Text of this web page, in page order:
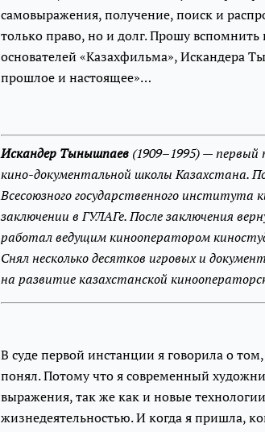
самовыражения, получение, поиск и
только право, но и долг. Прошу вспомнить
основателей «Казахфильма», Искандера
прошлое и настоящее»…
Искандер Тынышпаев (1909–1995) — первый
кино-документальной школы Казахстана.
Всесоюзного государственного института
заключении в ГУЛАГе. После заключения
работал ведущим кинооператором
Снял несколько десятков игровых и
на развитие казахстанской
В суде первой инстанции я говорила о
понял. Потому что я современный
выражения, так же как и новые
жизнедеятельностью. И когда я пришла,